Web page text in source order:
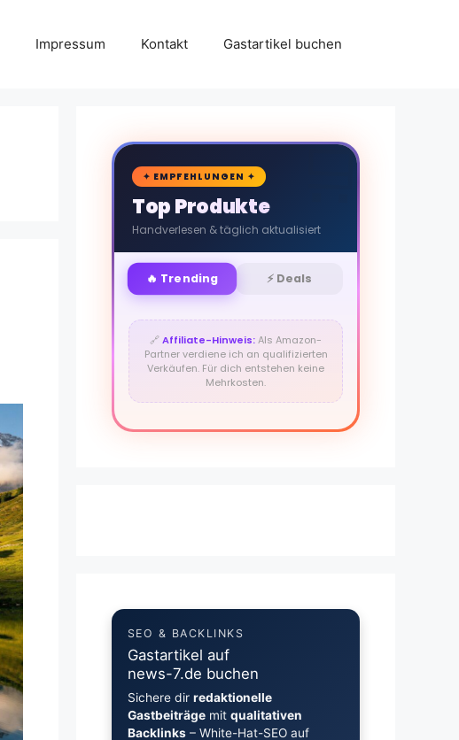
Impressum Kontakt Gastartikel buchen
🛒
✦ EMPFEHLUNGEN ✦
Top Produkte
Handverlesen & täglich aktualisiert
🔥 Trending ⚡ Deals
🔗Affiliate-Hinweis:Als Amazon-
Partner verdiene ich an qualifizierten
Verkäufen. Für dich entstehen keine
Mehrkosten.
SEO & BACKLINKS
Gastartikel auf
news-7.de buchen
Sichere dir redaktionelle
Gastbeiträgemit qualitativen
Backlinks– White-Hat-SEO auf